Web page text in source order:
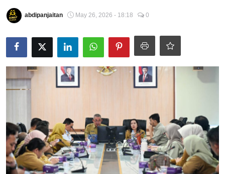
ALL SPORT
Pedoman Media Siber
SPORTAIMENT
HIBURAN
abdipanjaitan May 26, 2026 - 18:18 0